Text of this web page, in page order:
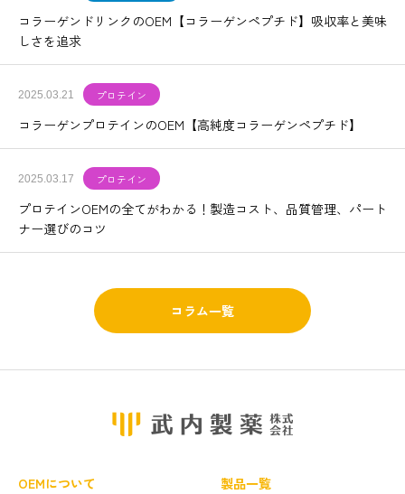
コラーゲンドリンクのOEM【コラーゲンペプチド】吸収率と美味
しさを追求
2025.03.21 プロテイン
コラーゲンプロテインのOEM【高純度コラーゲンペプチド】
2025.03.17 プロテイン
プロテインOEMの全てがわかる！製造コスト、品質管理、パート
ナー選びのコツ
コラム一覧
OEMについて
製品一覧